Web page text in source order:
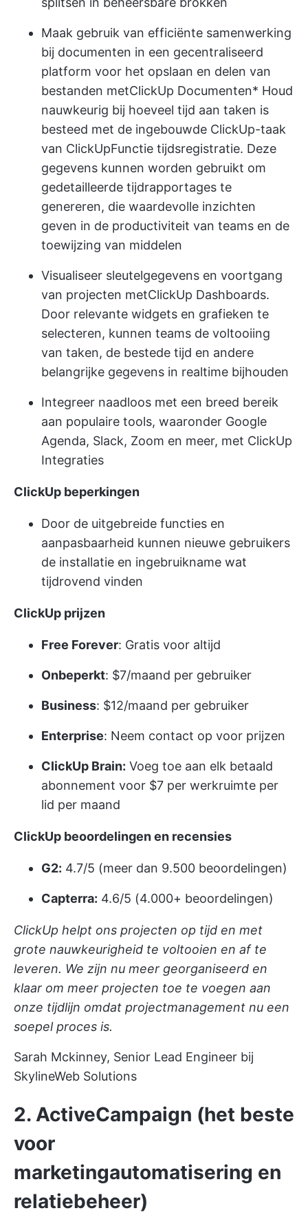
Maak gebruik van efficiënte samenwerking
bij documenten in een gecentraliseerd
platform voor het opslaan en delen van
bestanden metClickUp Documenten* Houd
nauwkeurig bij hoeveel tijd aan taken is
besteed met de ingebouwde ClickUp-taak
van ClickUpFunctie tijdsregistratie. Deze
gegevens kunnen worden gebruikt om
gedetailleerde tijdrapportages te
genereren, die waardevolle inzichten
geven in de productiviteit van teams en de
toewijzing van middelen
Visualiseer sleutelgegevens en voortgang
van projecten metClickUp Dashboards.
Door relevante widgets en grafieken te
selecteren, kunnen teams de voltooiing
van taken, de bestede tijd en andere
belangrijke gegevens in realtime bijhouden
Integreer naadloos met een breed bereik
aan populaire tools, waaronder Google
Agenda, Slack, Zoom en meer, met ClickUp
Integraties
ClickUp beperkingen
Door de uitgebreide functies en
aanpasbaarheid kunnen nieuwe gebruikers
de installatie en ingebruikname wat
tijdrovend vinden
ClickUp prijzen
Free Forever: Gratis voor altijd
Onbeperkt: $7/maand per gebruiker
Business: $12/maand per gebruiker
Enterprise: Neem contact op voor prijzen
ClickUp Brain: Voeg toe aan elk betaald
abonnement voor $7 per werkruimte per
lid per maand
ClickUp beoordelingen en recensies
G2: 4.7/5 (meer dan 9.500 beoordelingen)
Capterra: 4.6/5 (4.000+ beoordelingen)
ClickUp helpt ons projecten op tijd en met
grote nauwkeurigheid te voltooien en af te
leveren. We zijn nu meer georganiseerd en
klaar om meer projecten toe te voegen aan
onze tijdlijn omdat projectmanagement nu een
soepel proces is.
Sarah Mckinney, Senior Lead Engineer bij
SkylineWeb Solutions
2. ActiveCampaign (het beste
voor
marketingautomatisering en
relatiebeheer)